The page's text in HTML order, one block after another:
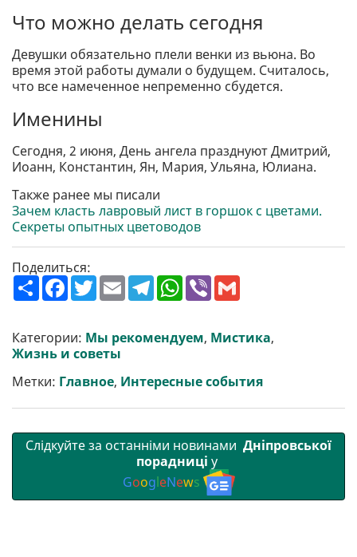
Что можно делать сегодня
Девушки обязательно плели венки из вьюна. Во
время этой работы думали о будущем. Считалось,
что все намеченное непременно сбудется.
Именины
Сегодня, 2 июня, День ангела празднуют Дмитрий,
Иоанн, Константин, Ян, Мария, Ульяна, Юлиана.
Также ранее мы писали
Зачем класть лавровый лист в горшок с цветами.
Секреты опытных цветоводов
Поделиться:
П
о
р
и
т
F
a
b
o
o
T
w
t
e
r
E
m
l
T
e
g
r
W
h
s
A
V
r l
Категории: Мы рекомендуем, Мистика,
Жизнь и советы
Метки: Главное, Интересные события
Слідкуйте за останніми новинами Дніпровської
порадниці у
GoogleNews